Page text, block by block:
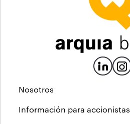
Nosotros
Información para accionistas